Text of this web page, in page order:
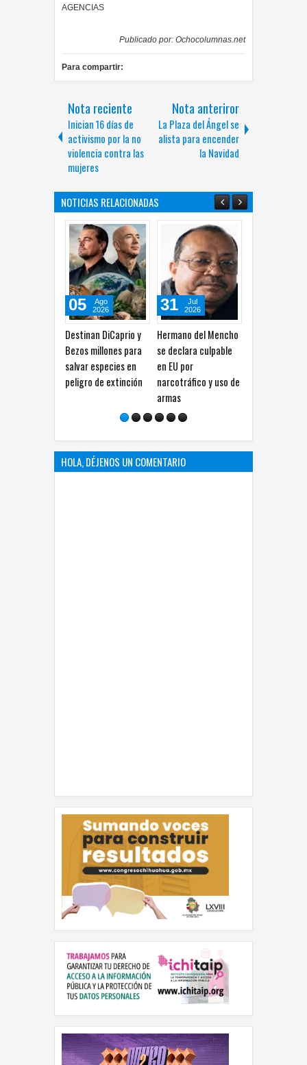
AGENCIAS
Publicado por: Ochocolumnas.net
Para compartir:
Nota reciente
Inician 16 días de
activismo por la no
violencia contra las
mujeres
Nota anteriror
La Plaza del Ángel se
alista para encender
la Navidad
NOTICIAS RELACIONADAS
Destinan DiCaprio y
Bezos millones para
salvar especies en
peligro de extinción
Ago
2026
Hermano del Mencho
se declara culpable
en EU por
narcotráfico y uso de
31
2026
FIFA investiga a
Argentina por
discriminatorios
30
HOLA, DÉJENOS UN COMENTARIO